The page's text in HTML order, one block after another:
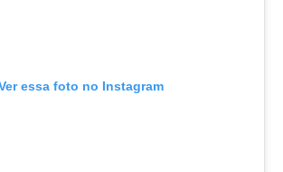
essa foto no Instagram